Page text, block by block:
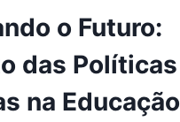
o Futuro:
das Políticas
na Educação